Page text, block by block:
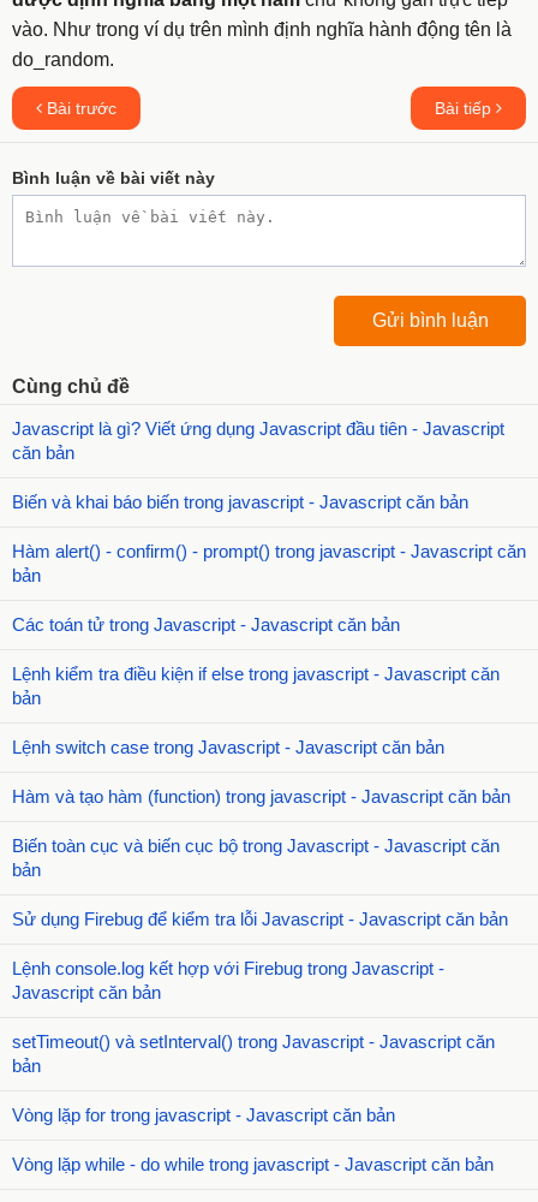
vào. Như trong ví dụ trên mình định nghĩa hành động tên là
do_random.
Bài trước Bài tiếp
Bình luận về bài viết này
Cùng chủ đề
Javascript là gì? Viết ứng dụng Javascript đầu tiên - Javascript
căn bản
Biến và khai báo biến trong javascript - Javascript căn bản
Hàm alert() - confirm() - prompt() trong javascript - Javascript căn
bản
Các toán tử trong Javascript - Javascript căn bản
Lệnh kiểm tra điều kiện if else trong javascript - Javascript căn
bản
Lệnh switch case trong Javascript - Javascript căn bản
Hàm và tạo hàm (function) trong javascript - Javascript căn bản
Biến toàn cục và biến cục bộ trong Javascript - Javascript căn
bản
Sử dụng Firebug để kiểm tra lỗi Javascript - Javascript căn bản
Lệnh console.log kết hợp với Firebug trong Javascript -
Javascript căn bản
setTimeout() và setInterval() trong Javascript - Javascript căn
bản
Vòng lặp for trong javascript - Javascript căn bản
Vòng lặp while - do while trong javascript - Javascript căn bản